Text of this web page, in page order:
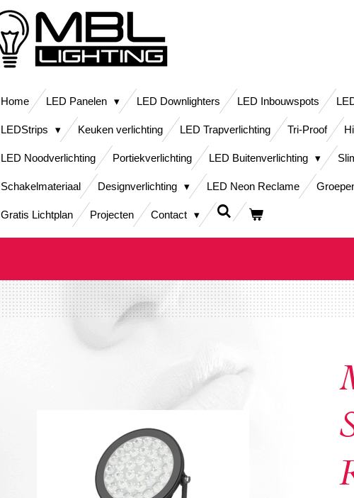
Home LED Panelen LED Downlighters LED Inbouwspots
LEDStrips Keuken verlichting LED Trapverlichting Tri-Proof
LED Noodverlichting Portiekverlichting LED Buitenverlichting
Schakelmateriaal Designverlichting LED Neon Reclame
Gratis Lichtplan Projecten Contact